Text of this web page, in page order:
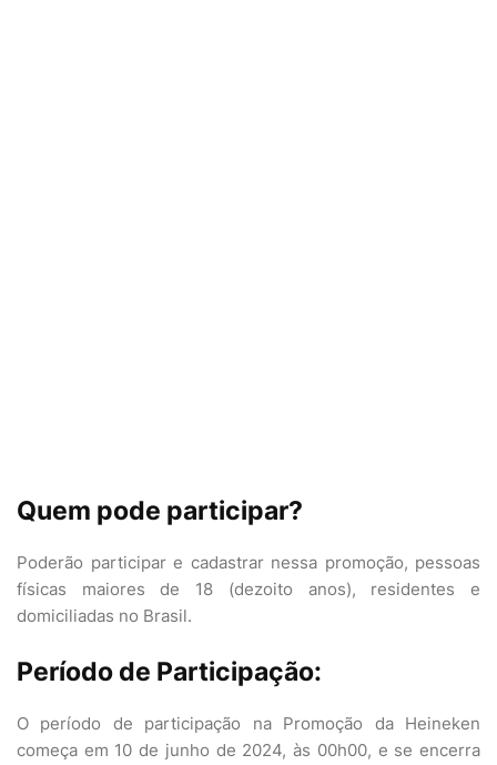
Quem pode participar?
Poderão participar e cadastrar nessa promoção, pessoas
físicas maiores de 18 (dezoito anos), residentes e
domiciliadas no Brasil.
Período de Participação:
O período de participação na Promoção da Heineken
começa em 10 de junho de 2024, às 00h00, e se encerra